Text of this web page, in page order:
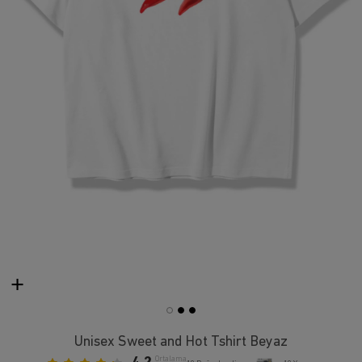
Unisex Sweet and Hot Tshirt Beyaz
Ortalama